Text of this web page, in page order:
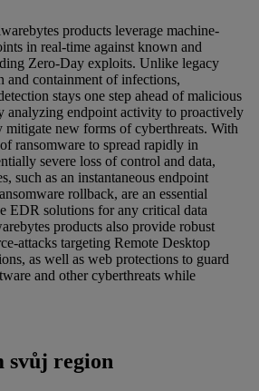
products leverage machine-
in real-time against known and
Zero-Day exploits. Unlike legacy
and containment of infections,
stays one step ahead of malicious
analyzing endpoint activity to proactively
mitigate new forms of cyberthreats. With
ransomware to spread rapidly in
severe loss of control and data,
such as an instantaneous endpoint
rollback, are an essential
EDR solutions for any critical data
products also provide robust
attacks targeting Remote Desktop
as well as web protections to guard
and other cyberthreats while
svůj region